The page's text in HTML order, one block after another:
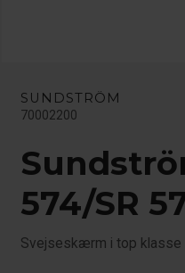
SUNDSTRÖM
70002200
574/SR
Svejseskærm i top